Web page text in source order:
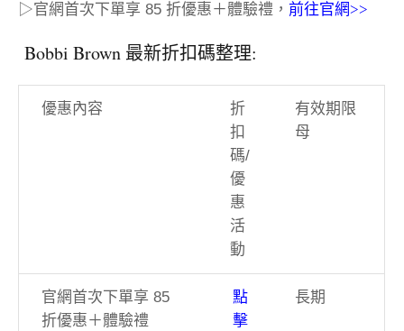
▷官網首次下單享 85 折優惠＋體驗禮， 前往官網>>
Bobbi Brown 最新折扣碼整理:
優惠內容
折
扣
碼/
優
惠
活
動
有效期限
母
官網首次下單享 85
折優惠＋體驗禮
點
擊
長期